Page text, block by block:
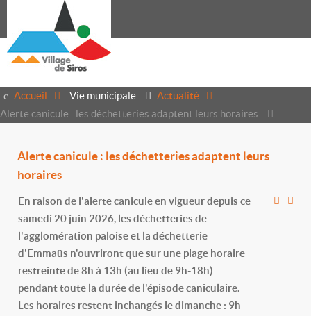
Accueil Vie municipale
Actualité
Alerte canicule : les déchetteries adaptent leurs horaires
Alerte canicule : les déchetteries adaptent leurs
horaires
En raison de l'alerte canicule en vigueur depuis ce
samedi 20 juin 2026, les déchetteries de
l'agglomération paloise et la déchetterie
d'Emmaüs n'ouvriront que sur une plage horaire
restreinte de 8h à 13h (au lieu de 9h-18h)
pendant toute la durée de l'épisode caniculaire.
Les horaires restent inchangés le dimanche : 9h-